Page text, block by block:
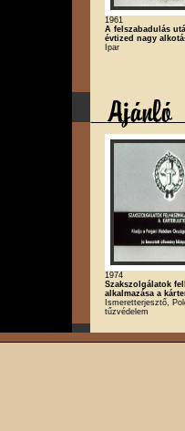
1961
A felszabadulás
évtized nagy
Ipar
1974
Szakszolgálatok
alkalmazása a
Ismeretterjesztő,
tűzvédelem